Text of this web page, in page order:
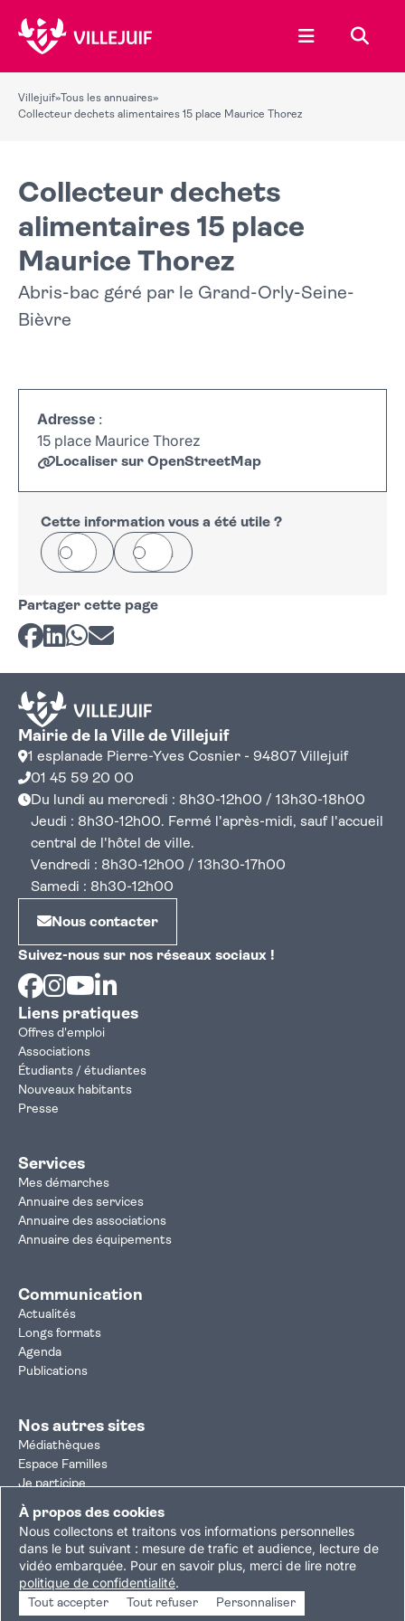
À propos des cookies
Nous collectons et traitons vos informations personnelles
dans le but suivant : mesure de trafic et audience, lecture de
vidéo embarquée. Pour en savoir plus, merci de lire notre
politique de confidentialité.
Tout accepter Tout refuser Personnaliser
Ouvrir le
Villejuif» Tous les annuaires»
Collecteur dechets alimentaires 15 place Maurice Thorez
Collecteur dechets
alimentaires 15 place
Maurice Thorez
Abris-bac géré par le Grand-Orly-Seine-
Bièvre
Adresse :
15 place Maurice Thorez
Localiser sur OpenStreetMap
+
−
Leaflet
Cette information vous a été utile ?
Oui Non
Partager cette page
Partager sur Facebook
Partager sur LinkedIn
Partager sur Whatsapp
Partager par courriel
Mairie de la Ville de Villejuif
1 esplanade Pierre-Yves Cosnier - 94807 Villejuif
01 45 59 20 00
Du lundi au mercredi : 8h30-12h00 / 13h30-18h00
Jeudi : 8h30-12h00. Fermé l'après-midi, sauf l'accueil
central de l'hôtel de ville.
Vendredi : 8h30-12h00 / 13h30-17h00
Samedi : 8h30-12h00
Nous contacter
Suivez-nous sur nos réseaux sociaux !
Facebook
Instagram
Youtube
Liens pratiques
Offres d'emploi
Associations
Étudiants / étudiantes
Nouveaux habitants
Presse
Services
Mes démarches
Annuaire des services
Annuaire des associations
Annuaire des équipements
Communication
Actualités
Longs formats
Agenda
Publications
Nos autres sites
Médiathèques
Espace Familles
Je participe
Autorisation d'urbanisme
Résultats électoraux
Plan du site Nous contacterMentions légales
Politique de confidentialitéAccessibilité : partiellement conforme
Gestion des cookies
Copyright © 2026 Ville de Villejuif